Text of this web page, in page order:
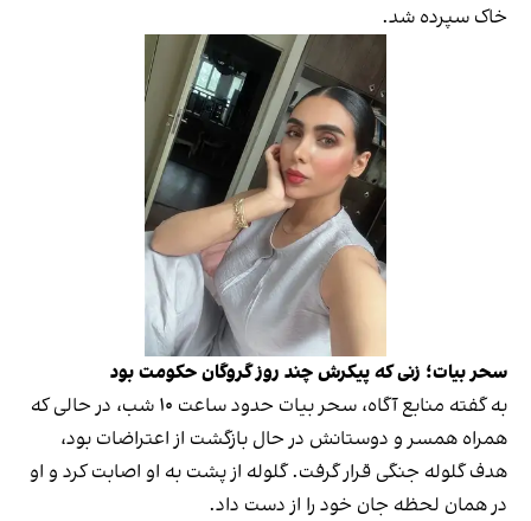
خاک سپرده شد.
سحر بیات؛ زنی که پیکرش چند روز گروگان حکومت بود
به گفته منابع آگاه، سحر بیات حدود ساعت ۱۰ شب، در حالی که
همراه همسر و دوستانش در حال بازگشت از اعتراضات بود،
هدف گلوله جنگی قرار گرفت. گلوله از پشت به او اصابت کرد و او
در همان لحظه جان خود را از دست داد.